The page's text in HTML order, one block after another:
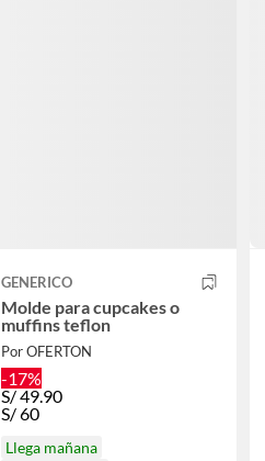
GENERICO
Molde para cupcakes o
muffins teflon
Por OFERTON
-17%
S/49.90
S/60
Llega mañana